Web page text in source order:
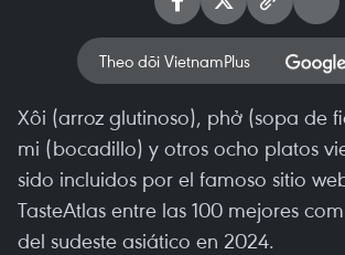
Theo dõi VietnamPlus
Xôi (arroz glutinoso), phở (sopa de
mi (bocadillo) y otros ocho platos
sido incluidos por el famoso sitio
TasteAtlas entre las 100 mejores
del sudeste asiático en 2024.